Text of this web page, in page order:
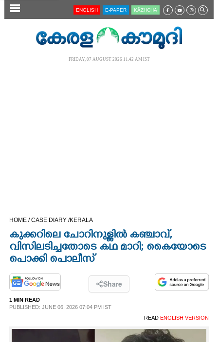
SECTIONS
OPINION
PHOTOS
LIFESTYLE
ENGLISH E-PAPER KĀZHCHA
FRIDAY, 07 AUGUST 2026 11.42 AM IST
HOME /CASE DIARY /KERALA
കുക്കറിലെ ചോറിനുള്ളിൽ കഞ്ചാവ്,
വിസിലടിച്ചതോടെ കഥ മാറി; കെെയോടെ
പൊക്കി പൊലീസ്
Share
1 MIN READ
PUBLISHED: JUNE 06, 2026 07:04 PM IST
READ ENGLISH VERSION